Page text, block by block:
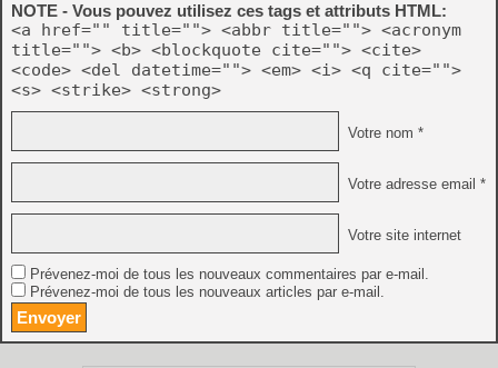
NOTE - Vous pouvez utilisez ces tags et attributs HTML:
<a href="" title=""> <abbr title=""> <acronym
title=""> <b> <blockquote cite=""> <cite>
<code> <del datetime=""> <em> <i> <q cite="">
<s> <strike> <strong>
Votre nom *
Votre adresse email *
Votre site internet
Prévenez-moi de tous les nouveaux commentaires par e-mail.
Prévenez-moi de tous les nouveaux articles par e-mail.